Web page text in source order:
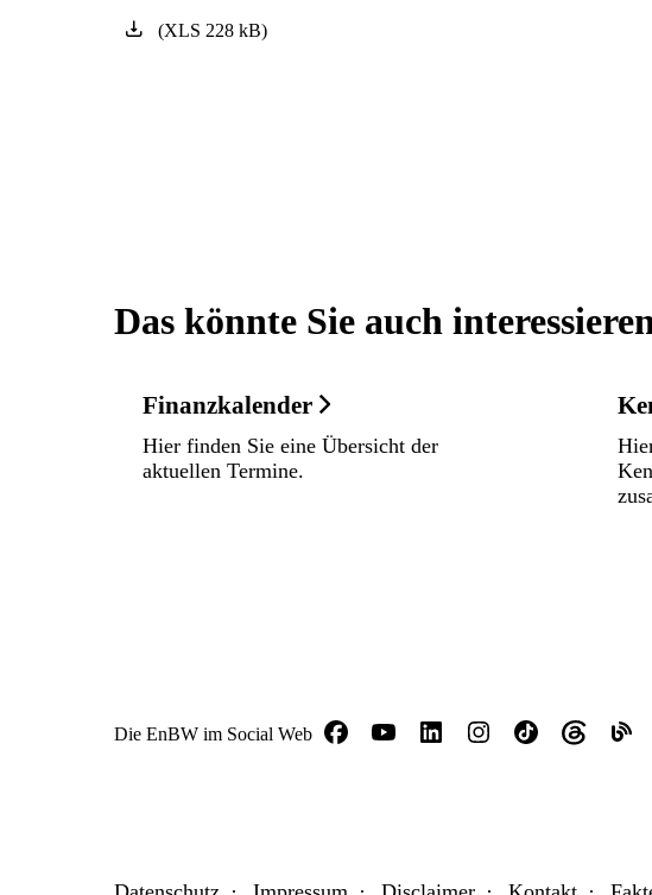
(XLS 228 kB)
Das könnte Sie auch
Finanzkalender
Hier finden Sie eine Übersicht der
aktuellen Termine.
Die EnBW im Social Web